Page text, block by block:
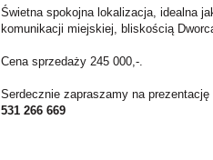
Świetna spokojna lokalizacja, idealna
komunikacji miejskiej, bliskością
Cena sprzedaży 245 000,-.
Serdecznie zapraszamy na
531 266 669